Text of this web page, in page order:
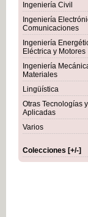
Ingeniería Civil
Ingeniería
Comunicaciones
Ingeniería
Eléctrica y Motores
Ingeniería
Materiales
Lingüística
Otras Tecnologías
Aplicadas
Varios
Colecciones [+/-]